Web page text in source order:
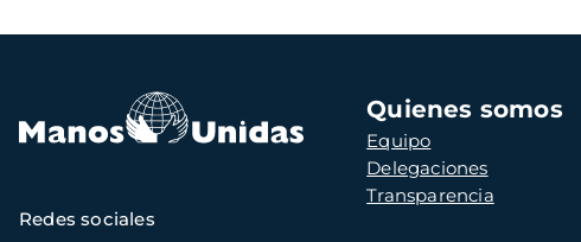
Navegación
principal
Quienes somos
Equipo
Delegaciones
Transparencia
Redes sociales